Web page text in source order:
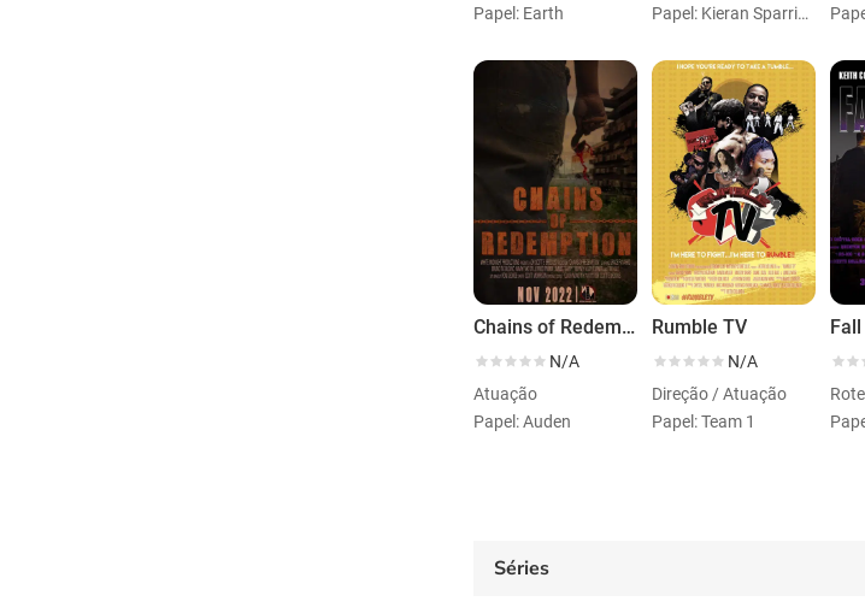
Papel: Earth
Papel: Kieran Sparring Partner
Chains of Redemption
N/A
Atuação
Papel: Auden
Rumble TV
N/A
Direção / Atuação
Papel: Team 1
Séries